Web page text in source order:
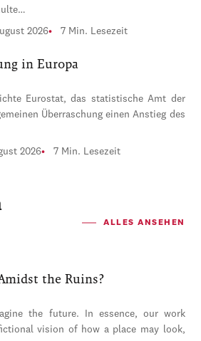
2026 7 Min. Lesezeit
in Europa
Eurostat, das statistische Amt der
Überraschung einen Anstieg des
2026 7 Min. Lesezeit
ALLES ANSEHEN
the Ruins?
the future. In essence, our work
vision of how a place may look,